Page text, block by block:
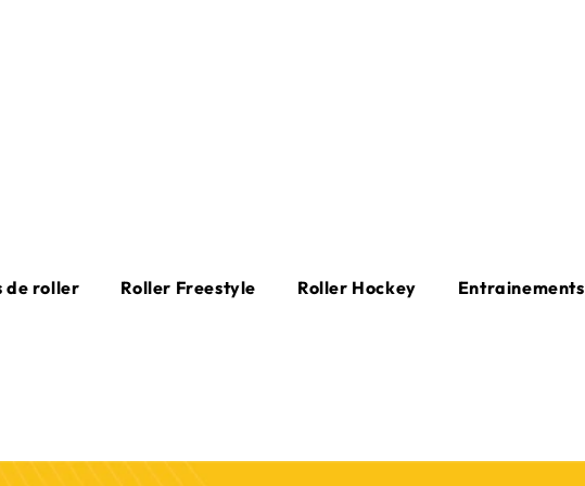
de roller Roller Freestyle Roller Hockey Entrainements